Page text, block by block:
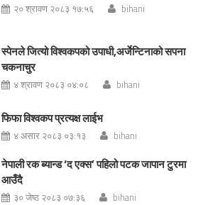
२० श्रावण २०८३ १७:५६ bihani
स्पेनले जित्यो विश्वकपको उपाधी,अर्जेन्टिनाको सपना
चकनाचुर
४ श्रावण २०८३ ०४:०८ bihani
फिफा विश्वकप प्रत्यक्ष लाईभ
४ असार २०८३ ०३:१३ bihani
नेपाली रक ब्यान्ड ‘द एक्स’ पहिलो पटक जापान टुरमा
आउँदै
३० जेष्ठ २०८३ ०७:३६ bihani